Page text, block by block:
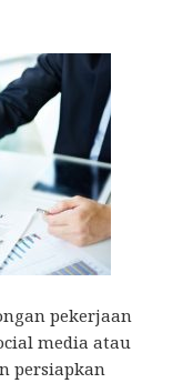
pekerjaan
media atau
persiapkan